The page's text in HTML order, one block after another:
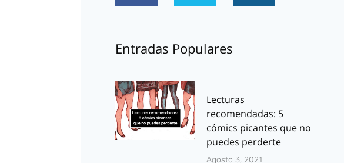
Entradas Populares
Lecturas
recomendadas: 5
cómics picantes que no
puedes perderte
Agosto 3, 2021